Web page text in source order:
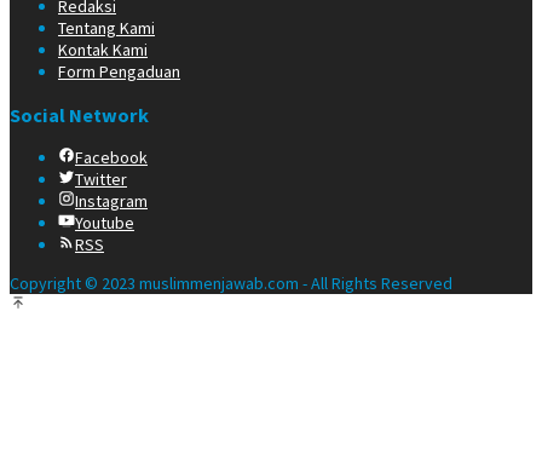
Redaksi
Tentang Kami
Kontak Kami
Form Pengaduan
Social Network
Facebook
Twitter
Instagram
Youtube
RSS
Copyright © 2023 muslimmenjawab.com - All Rights Reserved